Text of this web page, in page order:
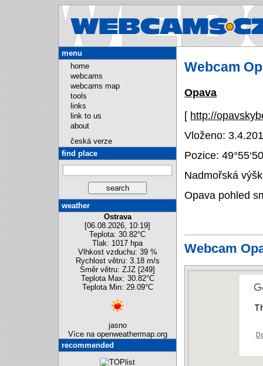
Webcam
Opava
[ http://
Vloženo:
Pozice:
Nadmořská
Opava pohled
Webcam
menu
home
webcams
webcams map
tools
links
link to us
about
česká verze
find place
weather
Ostrava
[06.08.2026, 10:19]
Teplota: 30.82°C
Tlak: 1017 hpa
Vlhkost vzduchu: 39 %
Rychlost větru: 3.18 m/s
Směr větru: ZJZ [249]
Teplota Max: 30.82°C
Teplota Min: 29.09°C
jasno
Více na openweathermap.org
recommended